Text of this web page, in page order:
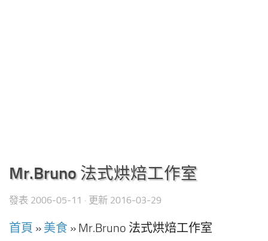
Mr.Bruno 法式烘焙工作室
發表 2006-05-11 · 更新 2016-03-29
首頁 » 美食 » Mr.Bruno 法式烘焙工作室